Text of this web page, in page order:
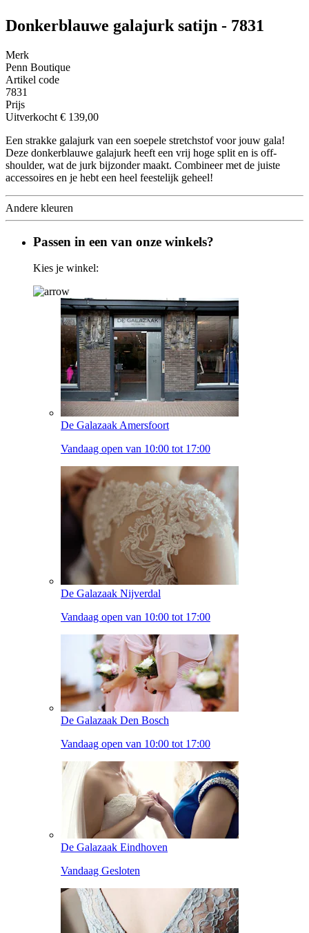
Donkerblauwe galajurk satijn - 7831
Merk
Penn Boutique
Artikel code
7831
Prijs
Uitverkocht € 139,00
Een strakke galajurk van een soepele stretchstof voor jouw gala!
Deze donkerblauwe galajurk heeft een vrij hoge split en is off-
shoulder, wat de jurk bijzonder maakt. Combineer met de juiste
accessoires en je hebt een heel feestelijk geheel!
Andere kleuren
Passen in een van onze winkels?
Kies je winkel:
De Galazaak Amersfoort
Vandaag open van 10:00 tot 17:00
De Galazaak Nijverdal
Vandaag open van 10:00 tot 17:00
De Galazaak Den Bosch
Vandaag open van 10:00 tot 17:00
De Galazaak Eindhoven
Vandaag Gesloten